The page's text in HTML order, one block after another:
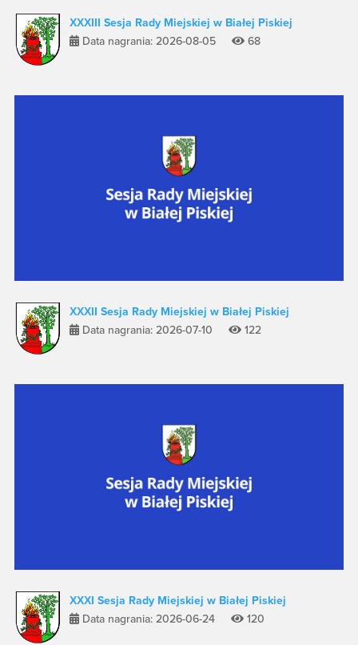
XXXIII Sesja Rady Miejskiej w Białej Piskiej
Data nagrania: 2026-08-05
68
XXXII Sesja Rady Miejskiej w Białej Piskiej
Data nagrania: 2026-07-10
122
XXXI Sesja Rady Miejskiej w Białej Piskiej
Data nagrania: 2026-06-24
120